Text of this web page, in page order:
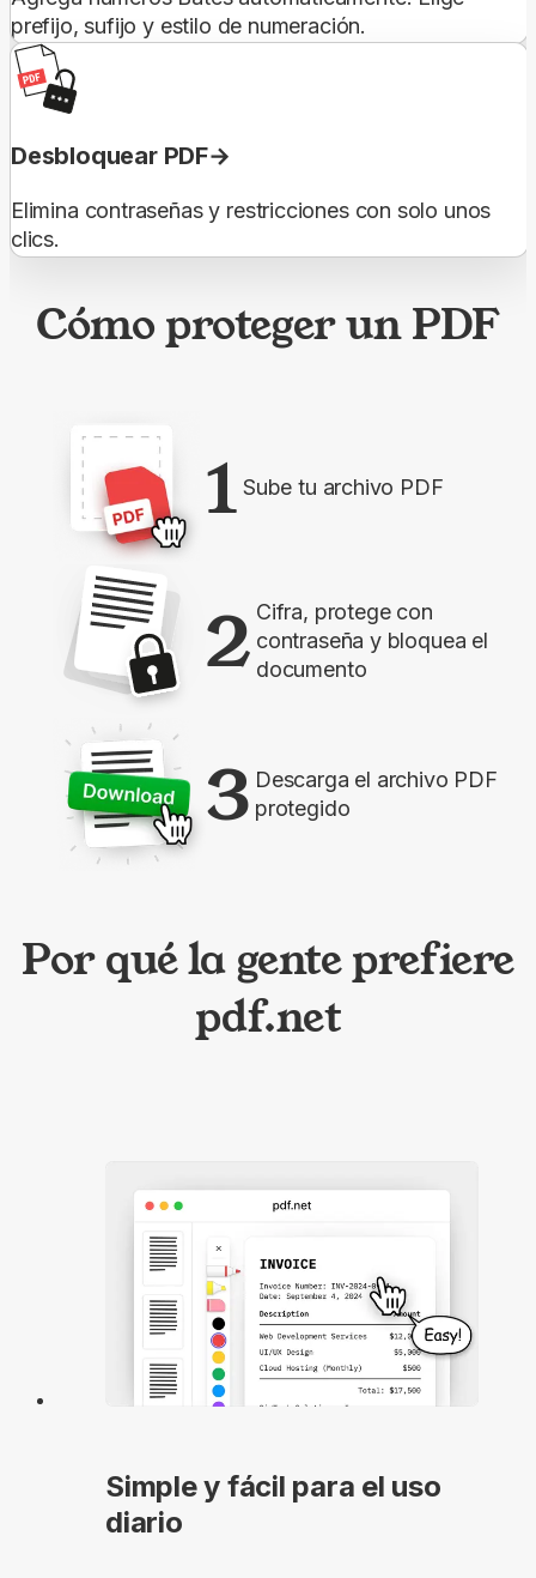
prefijo, sufijo y estilo de numeración.
Desbloquear PDF
Elimina contraseñas y restricciones con solo unos
clics.
Cómo proteger un PDF
1 Sube tu archivo PDF
2 Cifra, protege con
contraseña y bloquea el
documento
3 Descarga el archivo PDF
protegido
Por qué la gente prefiere
pdf.net
Simple y fácil para el uso
diario